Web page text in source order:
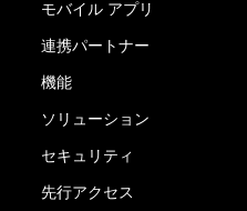
モバイル アプリ
連携パートナー
機能
ソリューション
セキュリティ
先行アクセス